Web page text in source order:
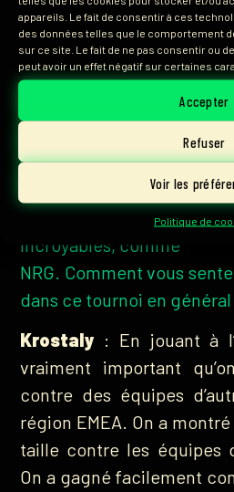
appareils. Le fait de consentir à ces
des données telles que le comportement
sur ce site. Le fait de ne pas consentir ou
peut avoir un effet négatif sur certaines
Accepter
Refuser
Voir les
Politique de
perde un round on
crier et on ne s’attendait
le public mais ça ne
préfère qu’il y ait
: C’est votre
international. Vous
incroyables, comme
NRG. Comment vous
dans ce tournoi en général
Krostaly : En jouant à
vraiment important
contre des équipes
région EMEA. On a
taille contre les équipes
On a gagné facilement